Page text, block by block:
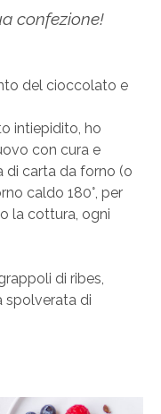
confezione!
del cioccolato e
intiepidito, ho
con cura e
di carta da forno (o
caldo 180°, per
la cottura, ogni
di ribes,
spolverata di